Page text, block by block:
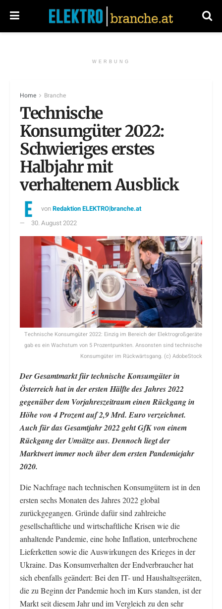
WERBUNG
Home Branche
Technische
Konsumgüter 2022:
Schwieriges erstes
Halbjahr mit
verhaltenem Ausblick
vonRedaktion ELEKTRO|branche.at
30. August 2022
Technische Konsumgüter 2022: Einzig im Bereich der Elektrogroßgeräte
gab es ein Wachstum von 5 Prozentpunkten. Ansonsten sind technische
Konsumgüter im Rückwärtsgang. (c) AdobeStock
Der Gesamtmarkt für technische Konsumgüter in
Österreich hat in der ersten Hälfte des Jahres 2022
gegenüber dem Vorjahreszeitraum einen Rückgang in
Höhe von 4 Prozent auf 2,9 Mrd. Euro verzeichnet.
Auch für das Gesamtjahr 2022 geht GfK von einem
Rückgang der Umsätze aus. Dennoch liegt der
Marktwert immer noch über dem ersten Pandemiejahr
2020.
Die Nachfrage nach technischen Konsumgütern ist in den
ersten sechs Monaten des Jahres 2022 global
zurückgegangen. Gründe dafür sind zahlreiche
gesellschaftliche und wirtschaftliche Krisen wie die
anhaltende Pandemie, eine hohe Inflation, unterbrochene
Lieferketten sowie die Auswirkungen des Krieges in der
Ukraine. Das Konsumverhalten der Endverbraucher hat
sich ebenfalls geändert: Bei den IT- und Haushaltsgeräten,
die zu Beginn der Pandemie hoch im Kurs standen, ist der
Markt seit diesem Jahr und im Vergleich zu den sehr